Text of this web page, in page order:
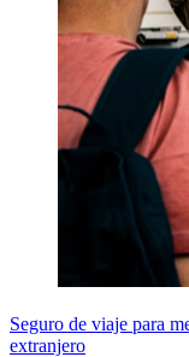
Seguro de viaje para
extranjero